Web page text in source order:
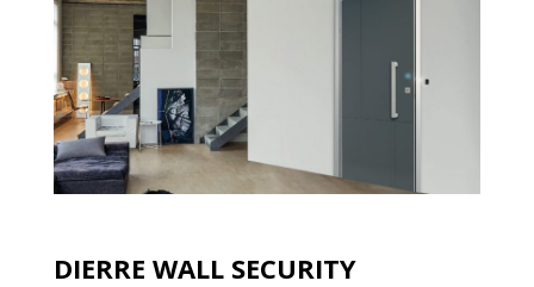
DIERRE WALL SECURITY